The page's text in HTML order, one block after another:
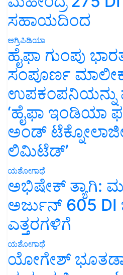
ಸಹಾಯದಿಂದ
ಅಗ್ರಿಪಿಡಿಯಾ
ಹೈಫಾ ಗುಂಪು
ಸಂಪೂರ್ಣ
ಉಪಕಂಪನಿಯನ್ನು
‘ಹೈಫಾ ಇಂಡಿಯಾ
ಅಂಡ್
ಲಿಮಿಟೆಡ್’
ಯಶೋಗಾಥೆ
ಅಭಿಷೇಕ್ ತ್ಯಾಗಿ:
ಅರ್ಜುನ್ 605
ಎತ್ತರಗಳಿಗೆ
ಯಶೋಗಾಥೆ
ಯೋಗೇಶ್